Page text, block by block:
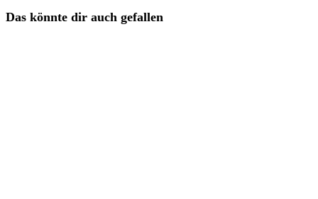
Das könnte dir auch gefallen